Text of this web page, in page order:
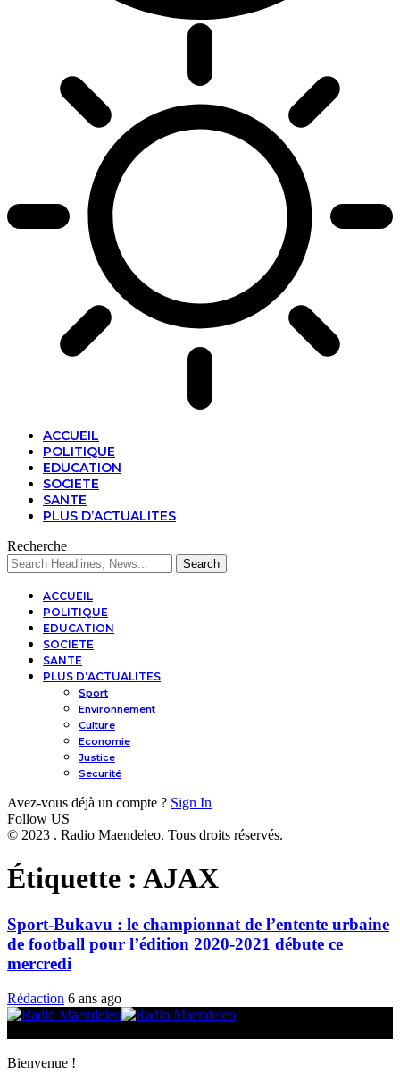
ACCUEIL
POLITIQUE
EDUCATION
SOCIETE
SANTE
PLUS D’ACTUALITES
Recherche
ACCUEIL
POLITIQUE
EDUCATION
SOCIETE
SANTE
PLUS D’ACTUALITES
Sport
Environnement
Culture
Economie
Justice
Securité
Avez-vous déjà un compte ? Sign In
Follow US
© 2023 . Radio Maendeleo. Tous droits réservés.
Étiquette : AJAX
Sport-Bukavu : le championnat de l’entente urbaine
de football pour l’édition 2020-2021 débute ce
mercredi
Rédaction 6 ans ago
Bienvenue !